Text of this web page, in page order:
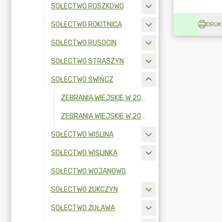
SOŁECTWO ROSZKOWO
SOŁECTWO ROKITNICA
SOŁECTWO RUSOCIN
SOŁECTWO STRASZYN
SOŁECTWO ŚWIŃCZ
ZEBRANIA WIEJSKIE W 2026 R.
ZEBRANIA WIEJSKIE W 2025 R.
SOŁECTWO WIŚLINA
SOŁECTWO WIŚLINKA
SOŁECTWO WOJANOWO
SOŁECTWO ŻUKCZYN
SOŁECTWO ŻUŁAWA